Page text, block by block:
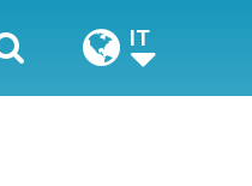
IT